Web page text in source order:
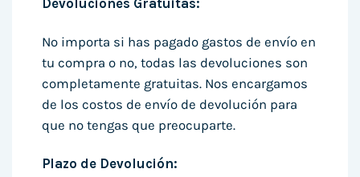
Devoluciones Gratuitas:
No importa si has pagado gastos de envío en
tu compra o no, todas las devoluciones son
completamente gratuitas. Nos encargamos
de los costos de envío de devolución para
que no tengas que preocuparte.
Plazo de Devolución: